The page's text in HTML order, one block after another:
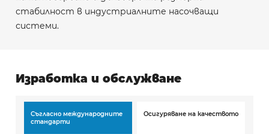
стабилност в индустриалните насочващи
системи.
Изработка и обслужване
Съгласно международните
стандарти
Осигуряване на качеството